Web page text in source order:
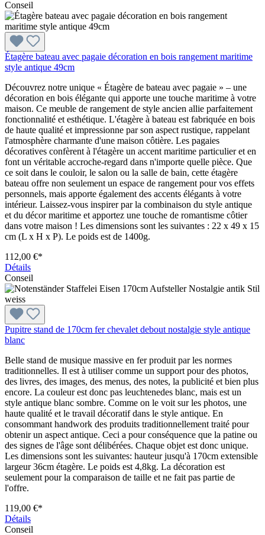
Conseil
Étagère bateau avec pagaie décoration en bois rangement maritime
style antique 49cm
Découvrez notre unique « Étagère de bateau avec pagaie » – une
décoration en bois élégante qui apporte une touche maritime à votre
maison. Ce meuble de rangement de style ancien allie parfaitement
fonctionnalité et esthétique. L'étagère à bateau est fabriquée en bois
de haute qualité et impressionne par son aspect rustique, rappelant
l'atmosphère charmante d'une maison côtière. Les pagaies
décoratives confèrent à l'étagère un accent maritime particulier et en
font un véritable accroche-regard dans n'importe quelle pièce. Que
ce soit dans le couloir, le salon ou la salle de bain, cette étagère
bateau offre non seulement un espace de rangement pour vos effets
personnels, mais apporte également des accents élégants à votre
intérieur. Laissez-vous inspirer par la combinaison du style antique
et du décor maritime et apportez une touche de romantisme côtier
dans votre maison ! Les dimensions sont les suivantes : 22 x 49 x 15
cm (L x H x P). Le poids est de 1400g.
112,00 €*
Détails
Conseil
Pupitre stand de 170cm fer chevalet debout nostalgie style antique
blanc
Belle stand de musique massive en fer produit par les normes
traditionnelles. Il est à utiliser comme un support pour des photos,
des livres, des images, des menus, des notes, la publicité et bien plus
encore. La couleur est donc pas leuchtenedes blanc, mais est un
style antique blanc sombre. Comme on le voit sur les photos, une
haute qualité et le travail décoratif dans le style antique. En
consommant handwork des produits traditionnellement traité pour
obtenir un aspect antique. Ceci a pour conséquence que la patine ou
des signes de l'âge sont délibérées. Chaque objet est donc unique.
Les dimensions sont les suivantes: hauteur jusqu'à 170cm extensible
largeur 36cm étagère. Le poids est 4,8kg. La décoration est
seulement pour la comparaison de taille et ne fait pas partie de
l'offre.
119,00 €*
Détails
Conseil